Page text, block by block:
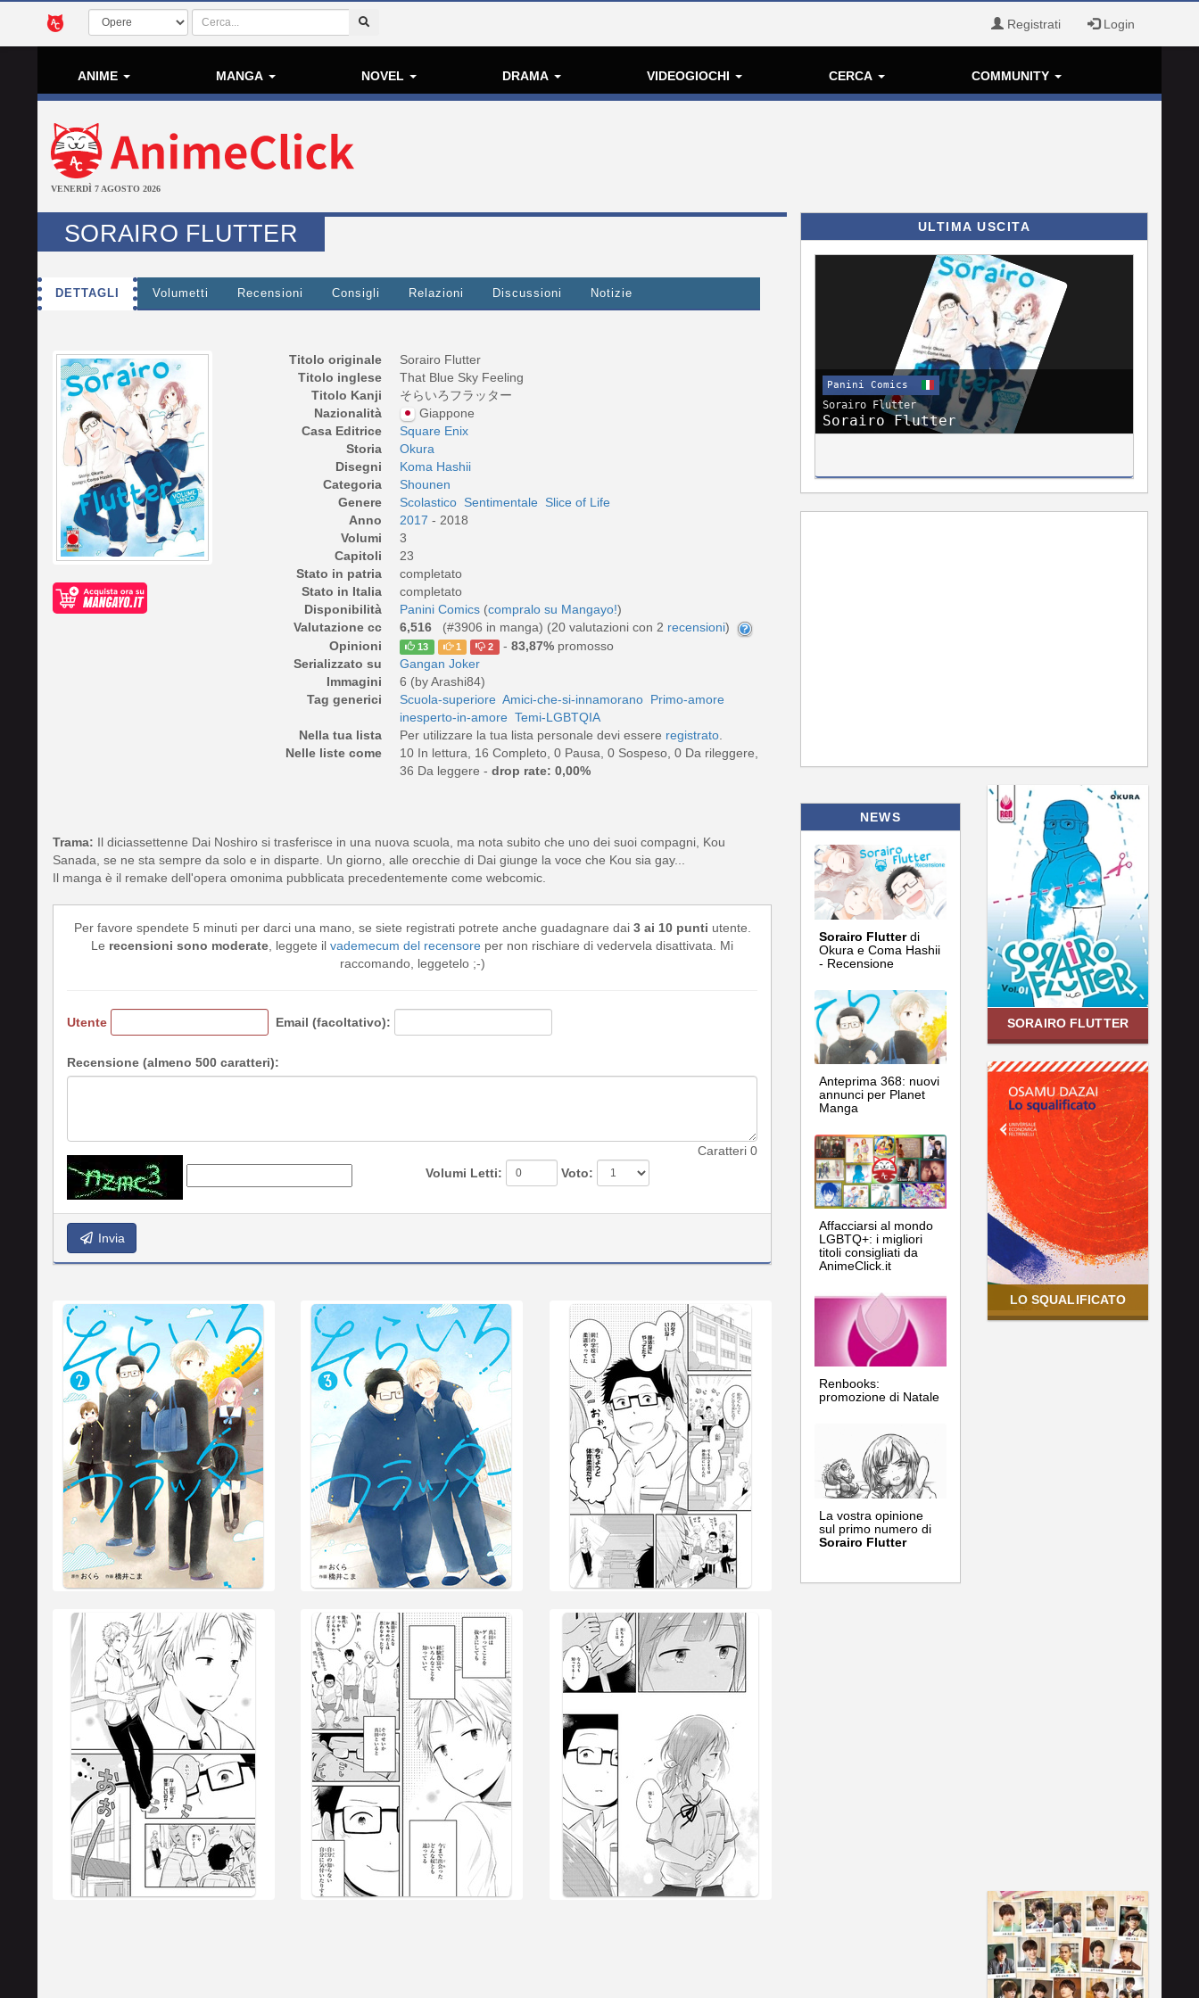
Registrati Login
ANIME MANGA NOVEL DRAMA VIDEOGIOCHI CERCA COMMUNITY
VENERDÌ 7 AGOSTO 2026
SORAIRO FLUTTER
DETTAGLI Volumetti Recensioni Consigli Relazioni Discussioni Notizie
Titolo originale
Sorairo Flutter
Titolo inglese
That Blue Sky Feeling
Titolo Kanji
そらいろフラッター
Nazionalità
Giappone
Casa Editrice
Square Enix
Storia
Okura
Disegni
Koma Hashii
Categoria
Shounen
Genere
Scolastico Sentimentale Slice of Life
Anno
2017 - 2018
Volumi
3
Capitoli
23
Stato in patria
completato
Stato in Italia
completato
Disponibilità
Panini Comics (compralo su Mangayo!)
Valutazione cc
6,516 (#3906 in manga) (20 valutazioni con 2 recensioni)
Opinioni
13 1 2 - 83,87%promosso
Serializzato su
Gangan Joker
Immagini
6 (by Arashi84)
Tag generici
Scuola-superiore Amici-che-si-innamorano Primo-amore
inesperto-in-amore Temi-LGBTQIA
Nella tua lista
Per utilizzare la tua lista personale devi essere registrato
Nelle liste come
10 In lettura, 16 Completo, 0 Pausa, 0 Sospeso, 0 Da rileggere,
36 Da leggere - drop rate: 0,00%
Trama: Il diciassettenne Dai Noshiro si trasferisce in una nuova scuola, ma nota subito che uno dei suoi compagni, Kou
Sanada, se ne sta sempre da solo e in disparte. Un giorno, alle orecchie di Dai giunge la voce che Kou sia gay...
Il manga è il remake dell'opera omonima pubblicata precedentemente come webcomic.
Per favore spendete 5 minuti per darci una mano, se siete registrati potrete anche guadagnare dai 3 ai 10 punti utente.
Le recensioni sono moderate , leggete il vademecum del recensore per non rischiare di vedervela disattivata. Mi
raccomando, leggetelo ;-)
Utente Email (facoltativo):
Recensione (almeno 500 caratteri):
Caratteri 0
Volumi Letti:
Voto:
Invia
ULTIMA USCITA
Panini Comics
Sorairo Flutter
Sorairo Flutter
NEWS
Sorairo Flutterdi
Okura e Coma Hashii
- Recensione
Anteprima 368: nuovi
annunci per Planet
Manga
Affacciarsi al mondo
LGBTQ+: i migliori
titoli consigliati da
AnimeClick.it
Renbooks:
promozione di Natale
La vostra opinione
sul primo numero di
Sorairo Flutter
SORAIRO FLUTTER
LO SQUALIFICATO